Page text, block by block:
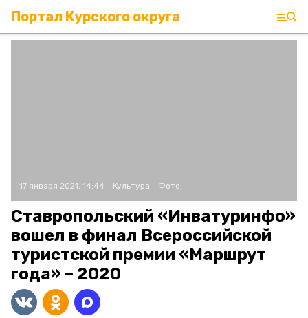
Портал Курского округа
17 января 2021, 14:44 Культура Фото:
Ставропольский «Инватуринфо»
вошел в финал Всероссийской
туристской премии «Маршрут
года» – 2020